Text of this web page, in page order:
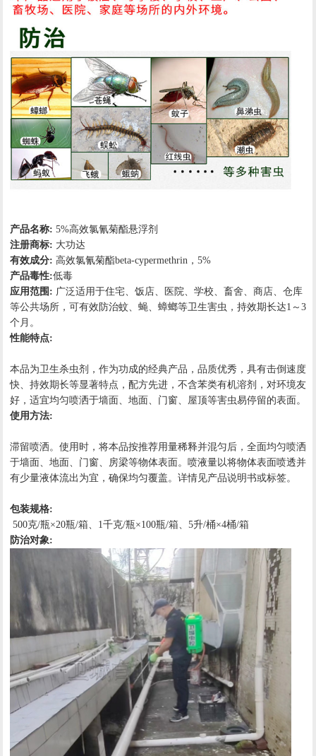
产品名称: 5%高效氯氰菊酯悬浮剂
注册商标: 大功达
有效成分: 高效氯氰菊酯beta-cypermethrin，5%
产品毒性:低毒
应用范围: 广泛适用于住宅、饭店、医院、学校、畜舍、商店、仓库
等公共场所，可有效防治蚊、蝇、蟑螂等卫生害虫，持效期长达1～3
个月。
性能特点:
本品为卫生杀虫剂，作为功成的经典产品，品质优秀，具有击倒速度
快、持效期长等显著特点，配方先进，不含苯类有机溶剂，对环境友
好，适宜均匀喷洒于墙面、地面、门窗、屋顶等害虫易停留的表面。
使用方法:
滞留喷洒。使用时，将本品按推荐用量稀释并混匀后，全面均匀喷洒
于墙面、地面、门窗、房梁等物体表面。喷液量以将物体表面喷透并
有少量液体流出为宜，确保均匀覆盖。详情见产品说明书或标签。
包装规格:
500克/瓶×20瓶/箱、1千克/瓶×100瓶/箱、5升/桶×4桶/箱
防治对象: